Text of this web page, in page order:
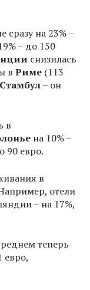
сразу на 23% –
– до 150
снизилась
в Риме (113
Стамбул– он
в
на 10% –
90 евро.
в
отели
– на 17%,
теперь
евро,